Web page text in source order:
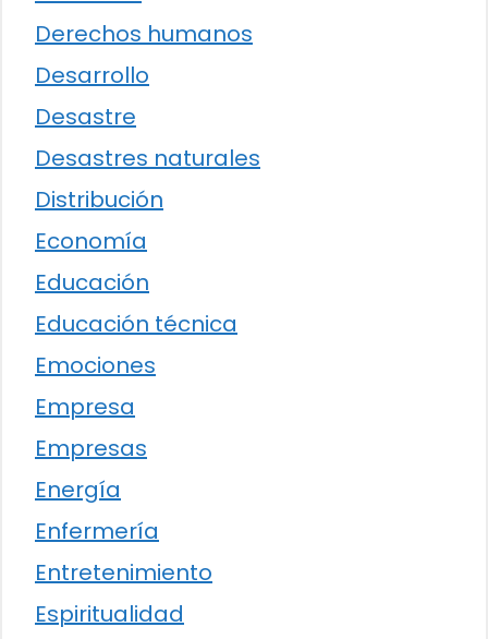
Derechos humanos
Desarrollo
Desastre
Desastres naturales
Distribución
Economía
Educación
Educación técnica
Emociones
Empresa
Empresas
Energía
Enfermería
Entretenimiento
Espiritualidad